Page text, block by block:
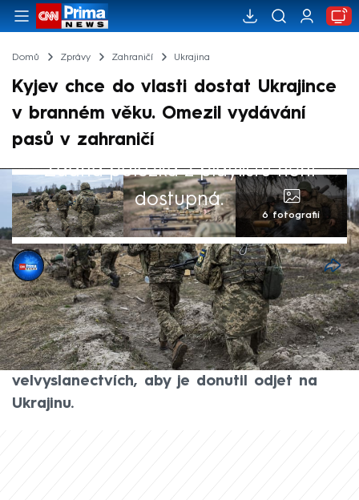
Domů Zprávy Zahraničí Ukrajina
Kyjev chce do vlasti dostat Ukrajince
v branném věku. Omezil vydávání
pasů v zahraničí
Žádná položka z playlistu není
dostupná.
6 fotografií
Patrik Kaizr
29. dub 2024, 09:35
Ukrajinci v branném věku přišli o konzulární
služby. Kyjev totiž zpřísňuje podmínky pro
muže žijící v zahraničí. Omezil jim služby na
velvyslanectvích, aby je donutil odjet na
Ukrajinu.